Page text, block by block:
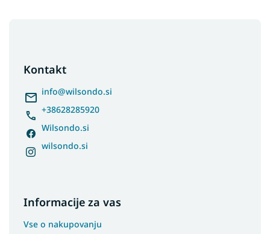
Kontakt
info@wilsondo.si
+38628285920
Wilsondo.si
wilsondo.si
Informacije za vas
Vse o nakupovanju